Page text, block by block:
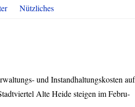
Nützliches
und Instandhaltungskosten
Alte Heide steigen im Febru-